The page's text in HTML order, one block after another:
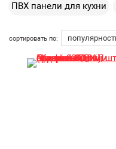
ПВХ панели для кухни
сортировать по:
Возврат товара
Екатеринбург